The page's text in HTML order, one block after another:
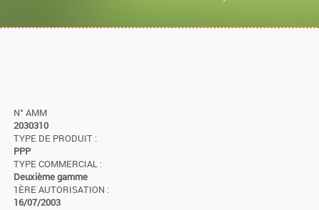
N° AMM
2030310
TYPE DE PRODUIT :
PPP
TYPE COMMERCIAL :
Deuxième gamme
1ÈRE AUTORISATION :
16/07/2003